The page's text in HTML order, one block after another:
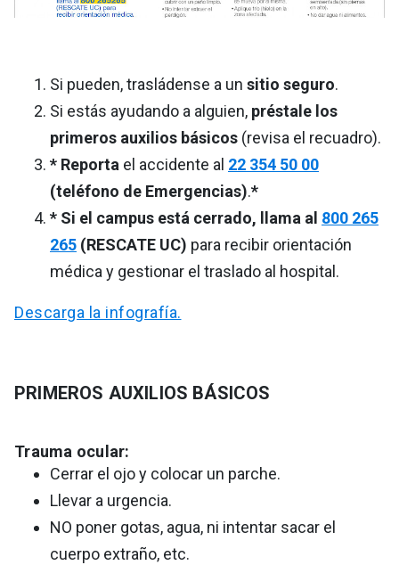
Si pueden, trasládense a un sitio seguro.
Si estás ayudando a alguien, préstale los
primeros auxilios básicos (revisa el recuadro).
* Reporta el accidente al 22 354 50 00
(teléfono de Emergencias).*
* Si el campus está cerrado, llama al 800 265
265 (RESCATE UC) para recibir orientación
médica y gestionar el traslado al hospital.
Descarga la infografía.
PRIMEROS AUXILIOS BÁSICOS
Trauma ocular:
Cerrar el ojo y colocar un parche.
Llevar a urgencia.
NO poner gotas, agua, ni intentar sacar el
cuerpo extraño, etc.